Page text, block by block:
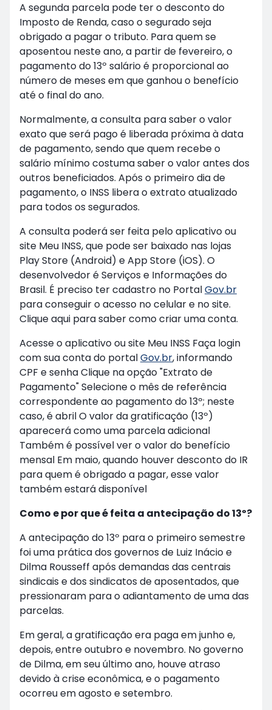
A segunda parcela pode ter o desconto do
Imposto de Renda, caso o segurado seja
obrigado a pagar o tributo. Para quem se
aposentou neste ano, a partir de fevereiro, o
pagamento do 13º salário é proporcional ao
número de meses em que ganhou o benefício
até o final do ano.
Normalmente, a consulta para saber o valor
exato que será pago é liberada próxima à data
de pagamento, sendo que quem recebe o
salário mínimo costuma saber o valor antes dos
outros beneficiados. Após o primeiro dia de
pagamento, o INSS libera o extrato atualizado
para todos os segurados.
A consulta poderá ser feita pelo aplicativo ou
site Meu INSS, que pode ser baixado nas lojas
Play Store (Android) e App Store (iOS). O
desenvolvedor é Serviços e Informações do
Brasil. É preciso ter cadastro no PortalGov.br
para conseguir o acesso no celular e no site.
Clique aqui para saber como criar uma conta.
Acesse o aplicativo ou site Meu INSS Faça login
com sua conta do portalGov.br, informando
CPF e senha Clique na opção "Extrato de
Pagamento" Selecione o mês de referência
correspondente ao pagamento do 13º; neste
caso, é abril O valor da gratificação (13º)
aparecerá como uma parcela adicional
Também é possível ver o valor do benefício
mensal Em maio, quando houver desconto do IR
para quem é obrigado a pagar, esse valor
também estará disponível
Como e por que é feita a antecipação do 13º?
A antecipação do 13º para o primeiro semestre
foi uma prática dos governos de Luiz Inácio e
Dilma Rousseff após demandas das centrais
sindicais e dos sindicatos de aposentados, que
pressionaram para o adiantamento de uma das
parcelas.
Em geral, a gratificação era paga em junho e,
depois, entre outubro e novembro. No governo
de Dilma, em seu último ano, houve atraso
devido à crise econômica, e o pagamento
ocorreu em agosto e setembro.